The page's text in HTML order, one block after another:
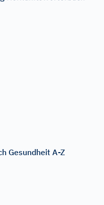
Gesundheit A-Z